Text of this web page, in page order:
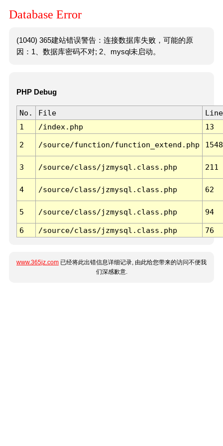
Database Error
(1040) 365建站错误警告：连接数据库失败，可能的原
因：1、数据库密码不对; 2、mysql未启动。
PHP Debug
No. File
Line
1
/index.php 13
2 /source/function/function_extend.php 1548
3 /source/class/jzmysql.class.php 211
4 /source/class/jzmysql.class.php 62
5 /source/class/jzmysql.class.php 94
6 /source/class/jzmysql.class.php 76
www.365jz.com 已经将此出错信息详细记录, 由此给您带来的访问不便我
们深感歉意.